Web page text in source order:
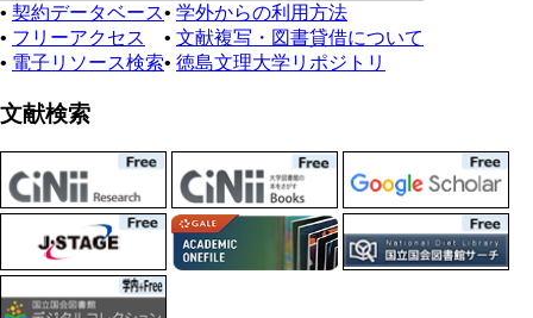
• 契約データベース• 学外からの利用方法
• フリーアクセス • 文献複写・図書貸借について
• 電子リソース検索• 徳島文理大学リポジトリ
文献検索